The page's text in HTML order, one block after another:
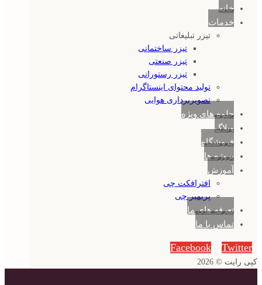
خانه
خدمات
تیزر تبلیغاتی
تیزر ساختمانی
تیزر صنعتی
تیزر رستورانی
تولید محتوای اینستاگرام
تصویربرداری هوایی
جلوه های ویژه
وبلاگ
فروشگاه
پروژه ها
آموزش
افترافکت چی
پریمیر چی
تعرفه های ما
تماس با ما
Facebook Twitter
کپی رایت © 2026